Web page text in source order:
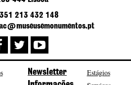
213 432 148
Newsletter
Estágios